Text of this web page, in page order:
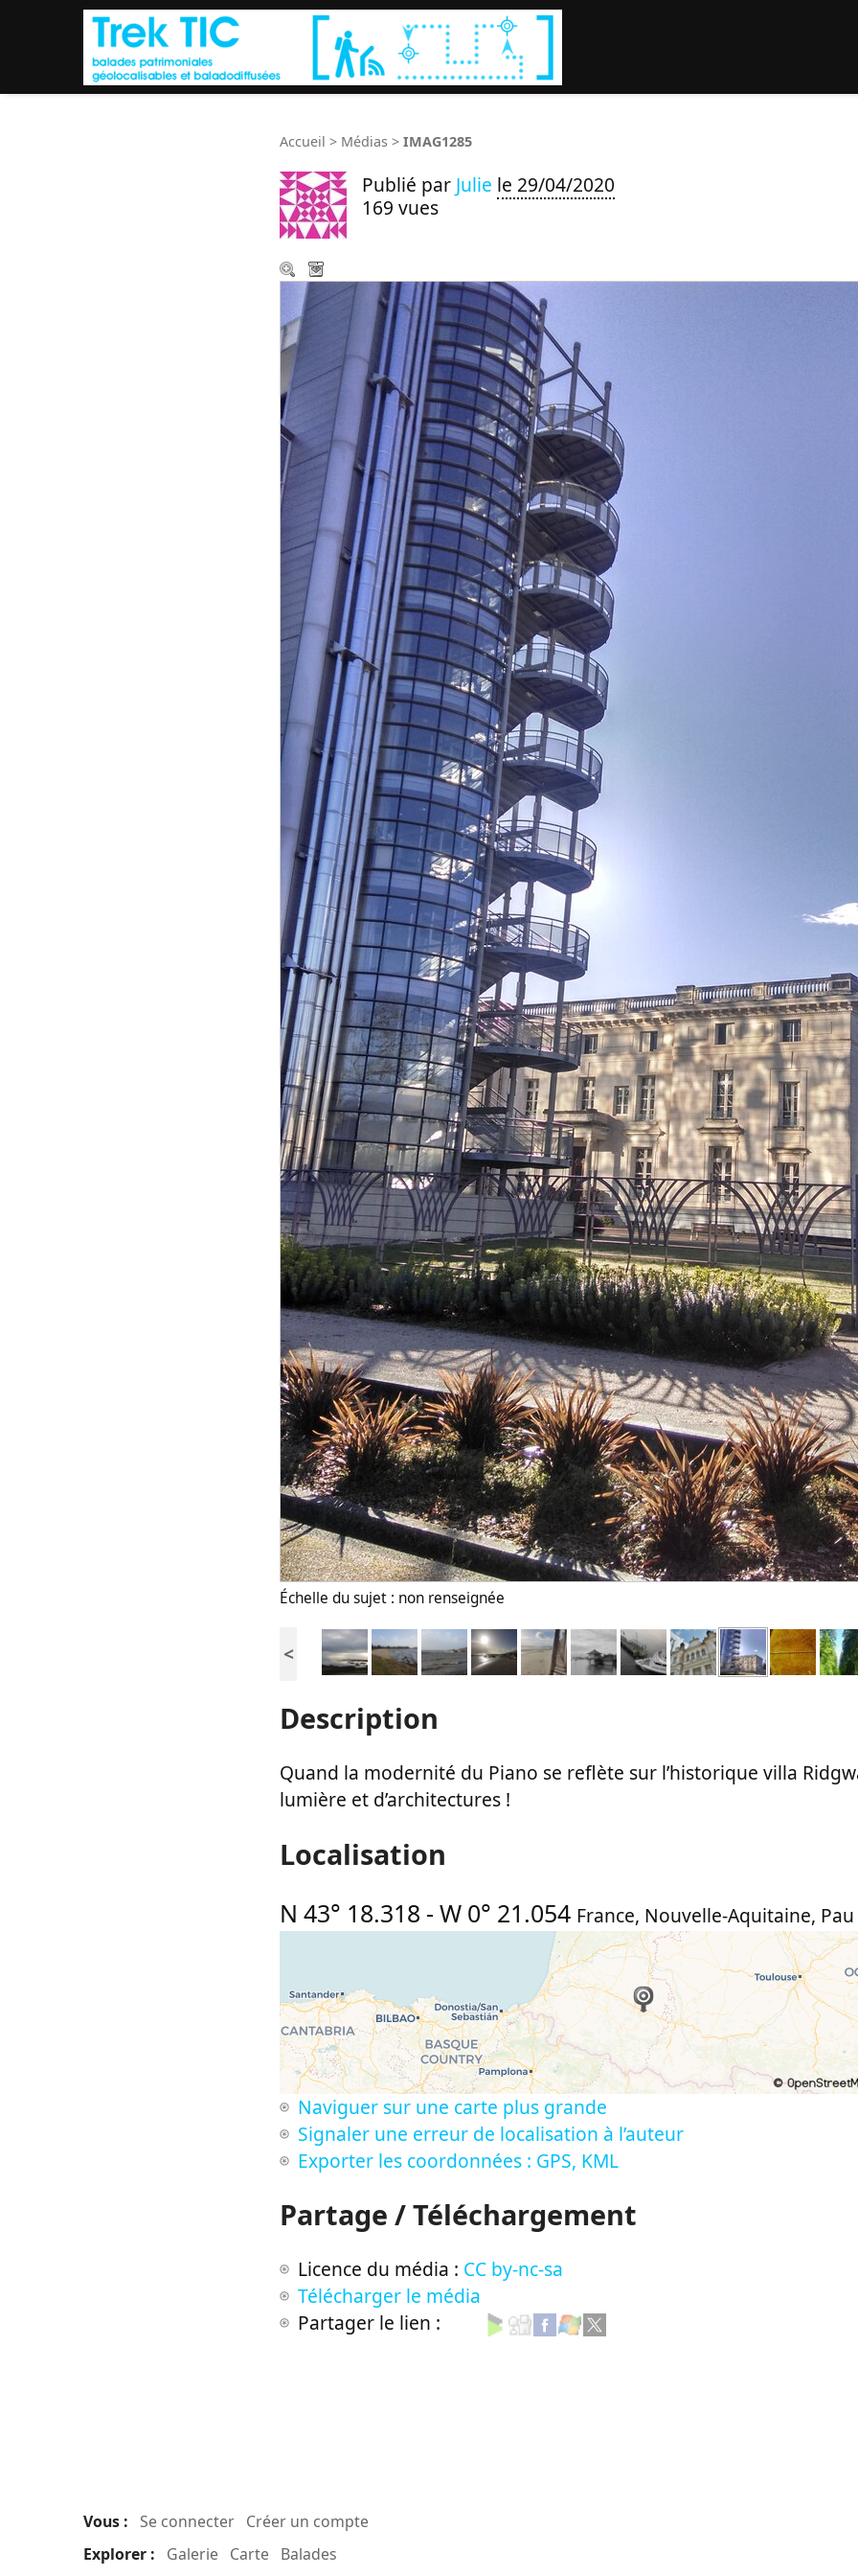
Accueil > Médias > IMAG1285
Publié par Julie le 29/04/2020
169 vues
Échelle du sujet : non renseignée
<
Description
Quand la modernité du Piano se reflète sur l’historique villa
lumière et d’architectures !
Localisation
N 43° 18.318 - W 0° 21.054 France, Nouvelle-Aquitaine, Pau
Naviguer sur une carte plus grande
Signaler une erreur de localisation à l’auteur
Exporter les coordonnées : GPS, KML
Partage / Téléchargement
Licence du média : CC by-nc-sa
Télécharger le média
Partager le lien :
Vous : Se connecter Créer un compte
Explorer :
Galerie Carte Balades